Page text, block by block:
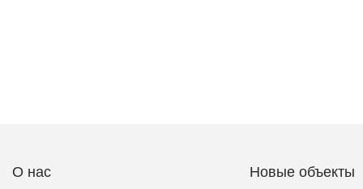
О нас Новые объекты